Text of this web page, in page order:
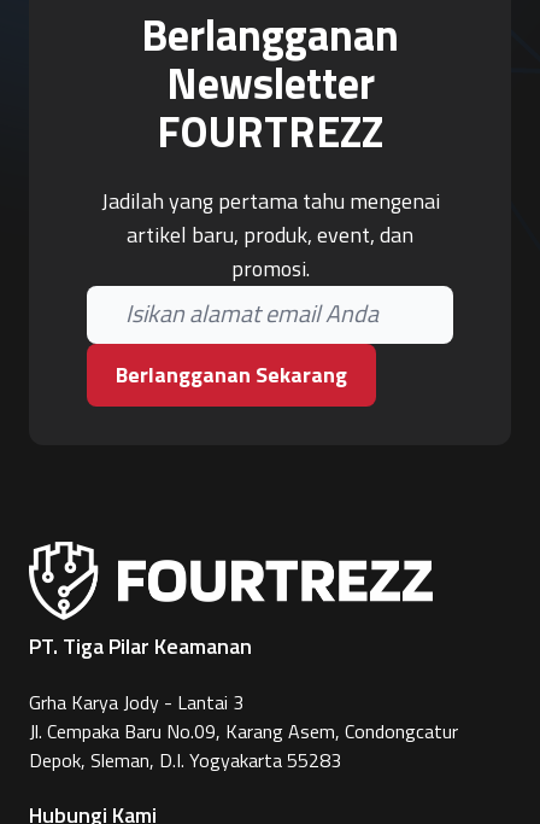
Berlangganan
Newsletter
FOURTREZZ
Jadilah yang pertama tahu mengenai
artikel baru, produk, event, dan
promosi.
Berlangganan Sekarang
PT. Tiga Pilar Keamanan
Grha Karya Jody - Lantai 3
Jl. Cempaka Baru No.09, Karang Asem, Condongcatur
Depok, Sleman, D.I. Yogyakarta 55283
Hubungi Kami